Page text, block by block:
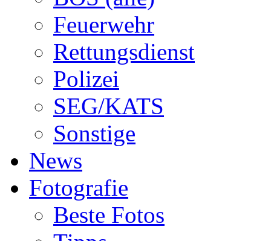
Feuerwehr
Rettungsdienst
Polizei
SEG/KATS
Sonstige
News
Fotografie
Beste Fotos